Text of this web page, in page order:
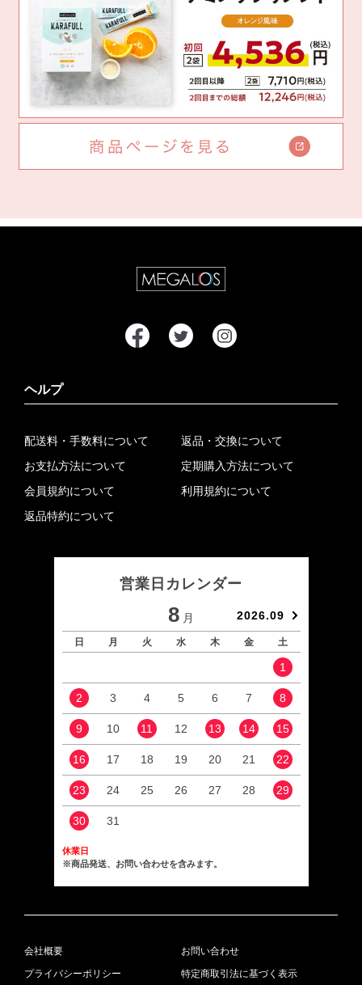
ヘルプ
配送料・手数料について
お支払方法について
会員規約について
返品特約について
返品・交換について
定期購入方法について
利用規約について
営業日カレンダー
8 月 2026.09
日 月 火 水 木 金 土
1
2 3 4 5 6 7 8
9 10 11 12 13 14 15
16 17 18 19 20 21 22
23 24 25 26 27 28 29
30 31
休業日
※商品発送、お問い合わせを含みます。
会社概要
お問い合わせ
プライバシーポリシー
特定商取引法に基づく表示